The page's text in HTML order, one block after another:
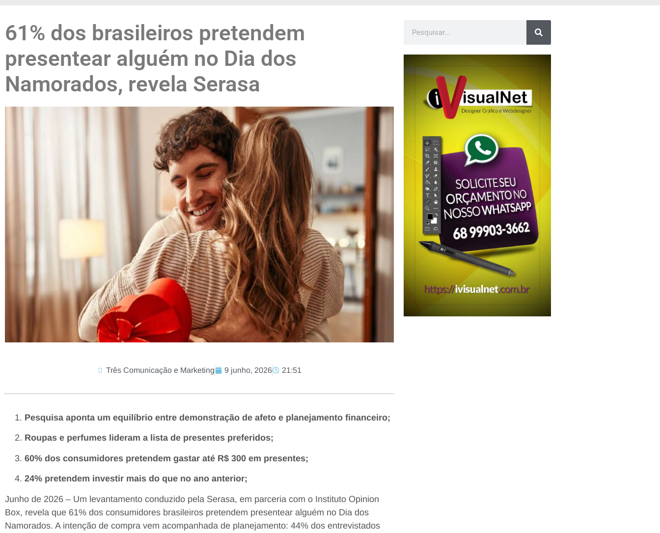
61% dos brasileiros pretendem
presentear alguém no Dia dos
Namorados, revela Serasa
Três Comunicação e Marketing 9 junho, 2026 21:51
Pesquisa aponta um equilíbrio entre demonstração de afeto e planejamento financeiro;
Roupas e perfumes lideram a lista de presentes preferidos;
60% dos consumidores pretendem gastar até R$ 300 em presentes;
24% pretendem investir mais do que no ano anterior;
Junho de 2026 – Um levantamento conduzido pela Serasa, em parceria com o Instituto Opinion
Box, revela que 61% dos consumidores brasileiros pretendem presentear alguém no Dia dos
Namorados. A intenção de compra vem acompanhada de planejamento: 44% dos entrevistados